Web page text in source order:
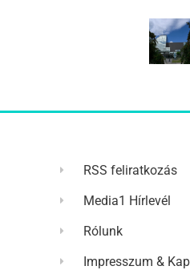
RSS feliratkozás
Media1 Hírlevél
Rólunk
Impresszum &